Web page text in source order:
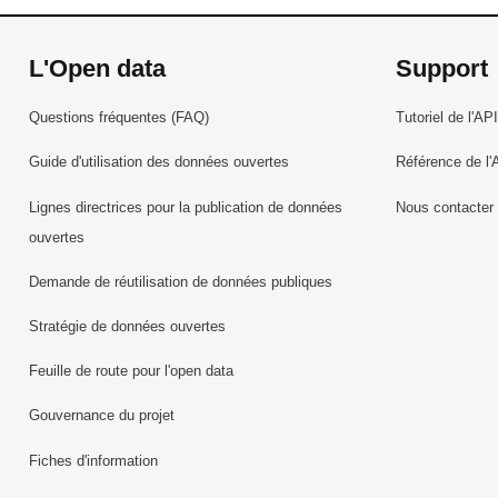
L'Open data
Questions fréquentes (FAQ)
Guide d'utilisation des données ouvertes
Lignes directrices pour la publication de données
ouvertes
Demande de réutilisation de données publiques
Stratégie de données ouvertes
Feuille de route pour l'open data
Gouvernance du projet
Fiches d'information
Support
Tutoriel de l'API
Référence de
Nous contacter